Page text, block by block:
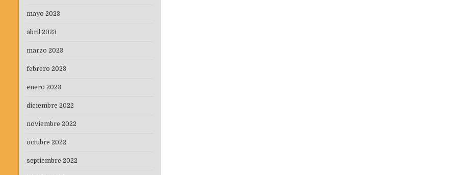
mayo 2023
abril 2023
marzo 2023
febrero 2023
enero 2023
diciembre 2022
noviembre 2022
octubre 2022
septiembre 2022